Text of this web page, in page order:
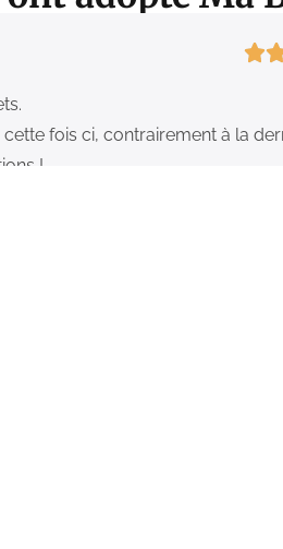
fois ci, contrairement à la
!